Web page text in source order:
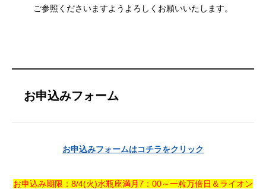
ご参照くださいますようよろしくお願いいたします。
お申込みフォーム
お申込みフォームはコチラをクリック
お申込み期限：8/4(火)水瓶座満月7：00～一粒万倍日＆ライオン